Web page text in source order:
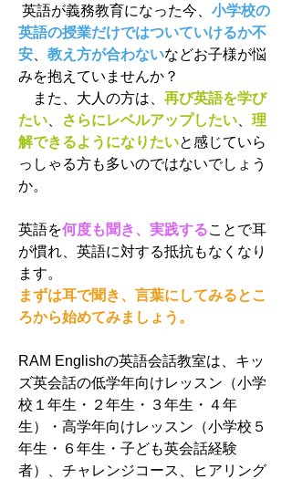
英語が義務教育になった今、 小学校の
英語の授業だけではついていけるか不
安
教え方が合わないなどお子様が悩
みを抱えていませんか？
また、大人の方は、 再び英語を学び
たい
さらにレベルアップしたい
理
解できるようになりたいと感じていら
っしゃる方も多いのではないでしょう
か。
英語を何度も聞き、実践することで耳
が慣れ、英語に対する抵抗もなくなり
ます。
まずは耳で聞き、言葉にしてみるとこ
ろから始めてみましょう。
RAM Englishの英語会話教室は、キッ
ズ英会話の低学年向けレッスン（小学
校１年生・２年生・３年生・４年
生）・高学年向けレッスン（小学校５
年生・６年生・子ども英会話経験
者）、チャレンジコース、ヒアリング